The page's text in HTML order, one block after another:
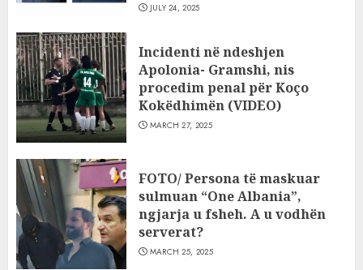
JULY 24, 2025
Incidenti në ndeshjen
Apolonia- Gramshi, nis
procedim penal për Koço
Kokëdhimën (VIDEO)
MARCH 27, 2025
FOTO/ Persona të maskuar
sulmuan “One Albania”,
ngjarja u fsheh. A u vodhën
serverat?
MARCH 25, 2025